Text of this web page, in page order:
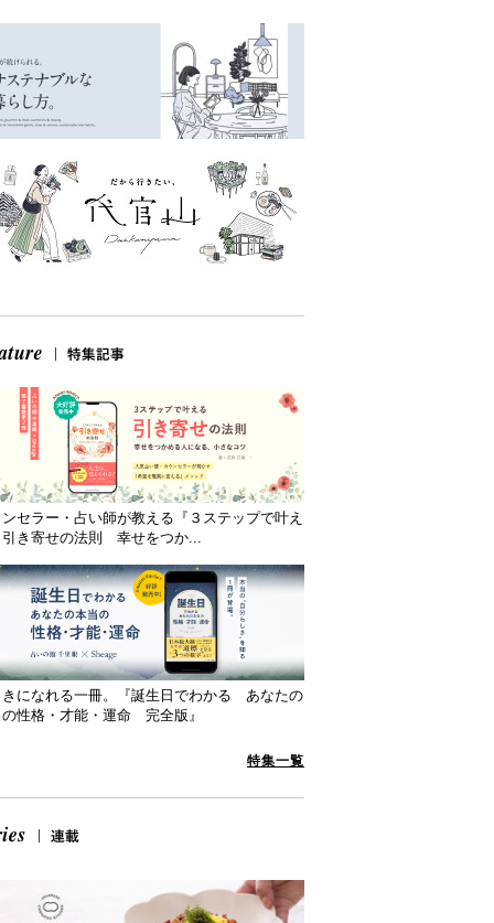
セラー・占い師が教える『３ステップで叶え
き寄せの法則 幸せをつか...
きになれる一冊。『誕生日でわかる あなたの
性格・才能・運命 完全版』
特集一覧